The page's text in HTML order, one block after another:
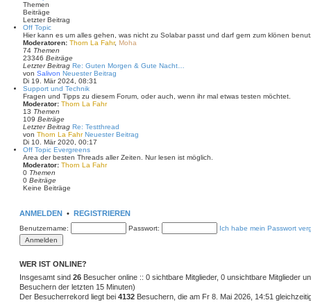
Themen
Beiträge
Letzter Beitrag
Off Topic
Hier kann es um alles gehen, was nicht zu Solabar passt und darf gern zum klönen
Moderatoren: Thorn La Fahr, Moha
74 Themen
23346 Beiträge
Letzter Beitrag Re: Guten Morgen & Gute Nacht…
von Salivon Neuester Beitrag
Di 19. Mär 2024, 08:31
Support und Technik
Fragen und Tipps zu diesem Forum, oder auch, wenn ihr mal etwas testen möchtet.
Moderator: Thorn La Fahr
13 Themen
109 Beiträge
Letzter Beitrag Re: Testthread
von Thorn La Fahr Neuester Beitrag
Di 10. Mär 2020, 00:17
Off Topic Evergreens
Area der besten Threads aller Zeiten. Nur lesen ist möglich.
Moderator: Thorn La Fahr
0 Themen
0 Beiträge
Keine Beiträge
ANMELDEN • REGISTRIEREN
Benutzername: Passwort: Ich habe mein Passwort
WER IST ONLINE?
Insgesamt sind 26 Besucher online :: 0 sichtbare Mitglieder, 0 unsichtbare Mitglieder
Besuchern der letzten 15 Minuten)
Der Besucherrekord liegt bei 4132 Besuchern, die am Fr 8. Mai 2026, 14:51